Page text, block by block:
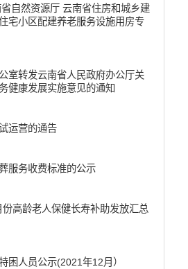
自然资源厅 云南省住房和城乡建
宅小区配建养老服务设施用房专
室转发云南省人民政府办公厅关
健康发展实施意见的通知
运营的通告
服务收费标准的公示
高龄老人保健长寿补助发放汇总
困人员公示(2021年12月）